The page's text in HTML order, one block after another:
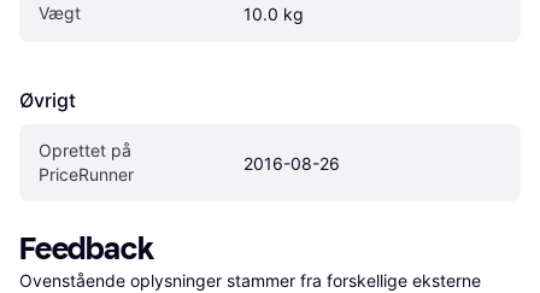
Vægt 10.0 kg
Øvrigt
Oprettet på
PriceRunner
2016-08-26
Feedback
Ovenstående oplysninger stammer fra forskellige eksterne